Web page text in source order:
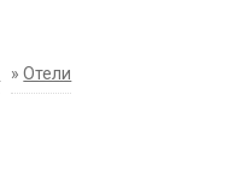
»Отели